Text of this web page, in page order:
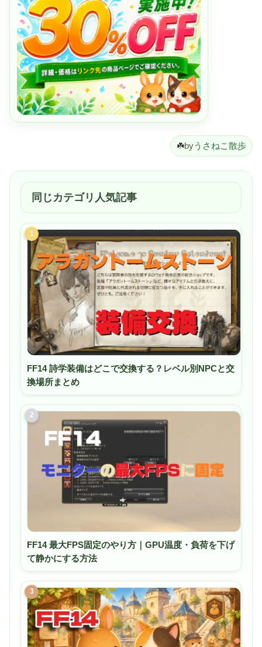
☘️byうさねこ散歩
同じカテゴリ人気記事
1
FF14 詩学装備はどこで交換する？レベル別NPCと交
換場所まとめ
2
FF14 最大FPS固定のやり方｜GPU温度・負荷を下げ
て静かにする方法
3